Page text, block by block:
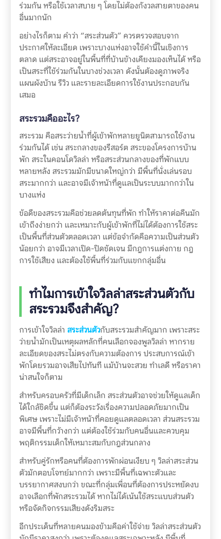
ร่วมกัน หรือใช้เวลาสบาย ๆ โดยไม่ต้องกังวลสายตาของคน
อื่นมากนัก
อย่างไรก็ตาม คำว่า “สระส่วนตัว” ควรตรวจสอบจาก
ประกาศให้ละเอียด เพราะบางแห่งอาจใช้คำนี้ในเชิงการ
ตลาด แต่สระอาจอยู่ในพื้นที่ที่บ้านข้างเคียงมองเห็นได้ หรือ
เป็นสระที่ใช้ร่วมกันในบางช่วงเวลา ดังนั้นต้องดูภาพจริง
แผนผังบ้าน รีวิว และรายละเอียดการใช้งานประกอบกัน
เสมอ
สระรวมคืออะไร?
สระรวม คือสระว่ายน้ำที่ผู้เข้าพักหลายยูนิตสามารถใช้งาน
ร่วมกันได้ เช่น สระกลางของรีสอร์ต สระของโครงการบ้าน
พัก สระในคอนโดวิลล่า หรือสระส่วนกลางของที่พักแบบ
หลายหลัง สระรวมมักมีขนาดใหญ่กว่า มีพื้นที่นั่งเล่นรอบ
สระมากกว่า และอาจมีเจ้าหน้าที่ดูแลเป็นระบบมากกว่าใน
บางแห่ง
ข้อดีของสระรวมคือช่วยลดต้นทุนที่พัก ทำให้ราคาต่อคืนมัก
เข้าถึงง่ายกว่า และเหมาะกับผู้เข้าพักที่ไม่ได้ต้องการใช้สระ
เป็นพื้นที่ส่วนตัวตลอดเวลา แต่ข้อจำกัดคือความเป็นส่วนตัว
น้อยกว่า อาจมีเวลาเปิด-ปิดชัดเจน มีกฎการแต่งกาย กฎ
การใช้เสียง และต้องใช้พื้นที่ร่วมกับแขกกลุ่มอื่น
ทำไมการเข้าใจวิลล่าสระส่วนตัวกับ
สระรวมจึงสำคัญ?
การเข้าใจวิลล่า สระส่วนตัวกับสระรวมสำคัญมาก เพราะสระ
ว่ายน้ำมักเป็นเหตุผลหลักที่คนเลือกจองพูลวิลล่า หากราย
ละเอียดของสระไม่ตรงกับความต้องการ ประสบการณ์เข้า
พักโดยรวมอาจเสียไปทันที แม้บ้านจะสวย ทำเลดี หรือราคา
น่าสนใจก็ตาม
สำหรับครอบครัวที่มีเด็กเล็ก สระส่วนตัวอาจช่วยให้ดูแลเด็ก
ได้ใกล้ชิดขึ้น แต่ก็ต้องระวังเรื่องความปลอดภัยมากเป็น
พิเศษ เพราะไม่มีเจ้าหน้าที่คอยดูแลตลอดเวลา ส่วนสระรวม
อาจมีพื้นที่กว้างกว่า แต่ต้องใช้ร่วมกับคนอื่นและควบคุม
พฤติกรรมเด็กให้เหมาะสมกับกฎส่วนกลาง
สำหรับคู่รักหรือคนที่ต้องการพักผ่อนเงียบ ๆ วิลล่าสระส่วน
ตัวมักตอบโจทย์มากกว่า เพราะมีพื้นที่เฉพาะตัวและ
บรรยากาศสงบกว่า ขณะที่กลุ่มเพื่อนที่ต้องการประหยัดงบ
อาจเลือกที่พักสระรวมได้ หากไม่ได้เน้นใช้สระแบบส่วนตัว
หรือจัดกิจกรรมเสียงดังริมสระ
อีกประเด็นที่หลายคนมองข้ามคือค่าใช้จ่าย วิลล่าสระส่วนตัว